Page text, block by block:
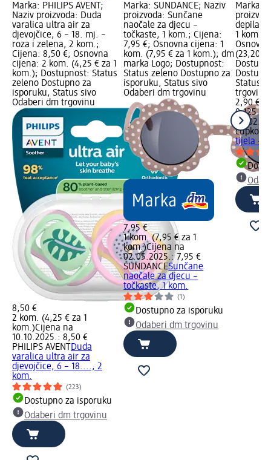
Marka: PHILIPS AVENT;
Naziv proizvoda: Duda
varalica ultra air za
djevojčice, 6 – 18. mj. –
roza i zelena, 2 kom.;
Cijena: 8,50 €; Osnovna
cijena: 2 kom. (4,25 € za 1
kom.); Dostupnost: Status
zeleno Dostupno za
isporuku, Status sivo
Odaberi dm trgovinu
8,50 €
2 kom. (4,25 € za 1
kom.)Cijena na
10.10.2025.: 8,50 €
PHILIPS AVENT
Duda
varalica ultra air za
djevojčice, 6 – 18...., 2
kom.
(223)
Dostupno za isporuku
Odaberi dm trgovinu
Marka: SUNDANCE; Naziv
proizvoda: Sunčane
naočale za djecu –
točkaste, 1 kom.; Cijena:
7,95 €; Osnovna cijena: 1
kom. (7,95 € za 1 kom.); dm
marka Logo; Dostupnost:
Status zeleno Dostupno za
isporuku, Status sivo
Odaberi dm trgovinu
7,95 €
1 kom. (7,95 € za 1
kom.)Cijena na
02.05.2025.: 7,95 €
SUNDANCESunčane
naočale za djecu –
točkaste, 1 kom.
(1)
Dostupno za isporuku
Odaberi dm trgovinu
Marka:
1 kom.;
(23,20 €
Status
trgovinu
2,90 €
0,125 l
na
čupko
tijela –